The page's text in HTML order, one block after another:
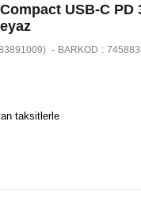
USB-C PD
BARKOD :
taksitlerle